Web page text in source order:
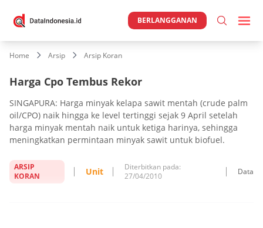
BERLANGGANAN
Home Arsip Arsip Koran
Harga Cpo Tembus Rekor
SINGAPURA: Harga minyak kelapa sawit mentah (crude palm
oil/CPO) naik hingga ke level tertinggi sejak 9 April setelah
harga minyak mentah naik untuk ketiga harinya, sehingga
meningkatkan permintaan minyak sawit untuk biofuel.
ARSIP
KORAN
Unit
Diterbitkan pada:
27/04/2010
Data